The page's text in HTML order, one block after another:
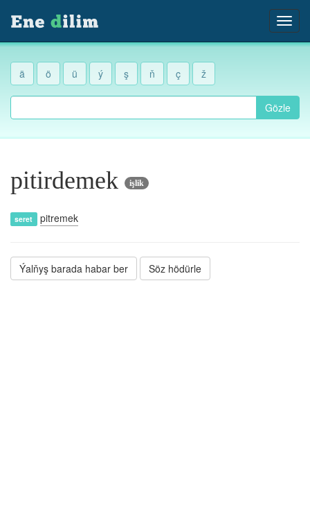
ä ö ü ý ş ň ç ž
Gözle
pitirdemek işlik
seret pitremek
Ýalňyş barada habar ber Söz hödürle